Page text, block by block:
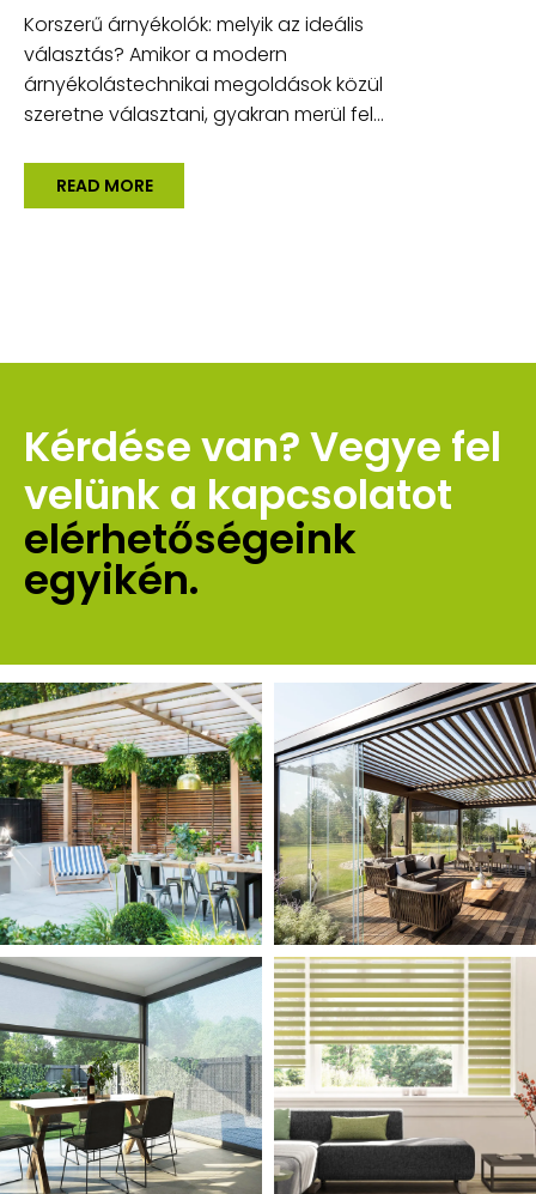
Korszerű árnyékolók: melyik az ideális
választás? Amikor a modern
árnyékolástechnikai megoldások közül
szeretne választani, gyakran merül fel...
READ MORE
Kérdése van? Vegye fel
velünk a kapcsolatot
elérhetőségeink
egyikén.